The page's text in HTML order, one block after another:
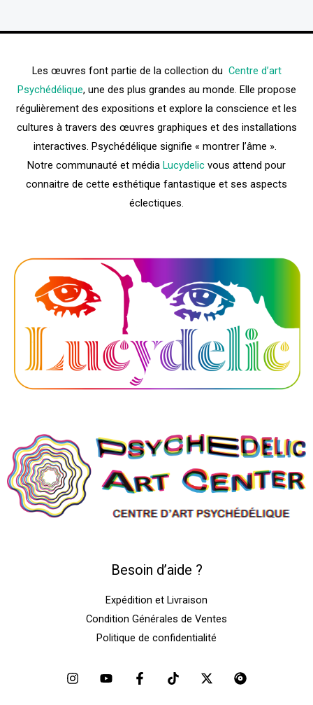
Les œuvres font partie de la collection du Centre d’art
Psychédélique, une des plus grandes au monde. Elle propose
régulièrement des expositions et explore la conscience et les
cultures à travers des œuvres graphiques et des installations
interactives. Psychédélique signifie « montrer l’âme ».
Notre communauté et média Lucydelic vous attend pour
connaitre de cette esthétique fantastique et ses aspects
éclectiques.
Besoin d’aide ?
Expédition et Livraison
Condition Générales de Ventes
Politique de confidentialité